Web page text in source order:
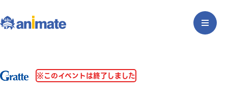
※このイベントは終了しました